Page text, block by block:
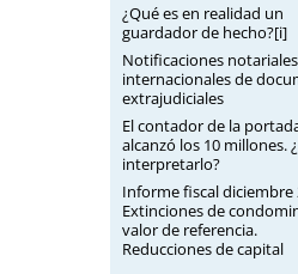
¿Qué es en realidad un
guardador de hecho?[i]
Notificaciones notariales
internacionales de
extrajudiciales
El contador de la
alcanzó los 10 millones.
interpretarlo?
Informe fiscal diciembre
Extinciones de
valor de referencia.
Reducciones de capital